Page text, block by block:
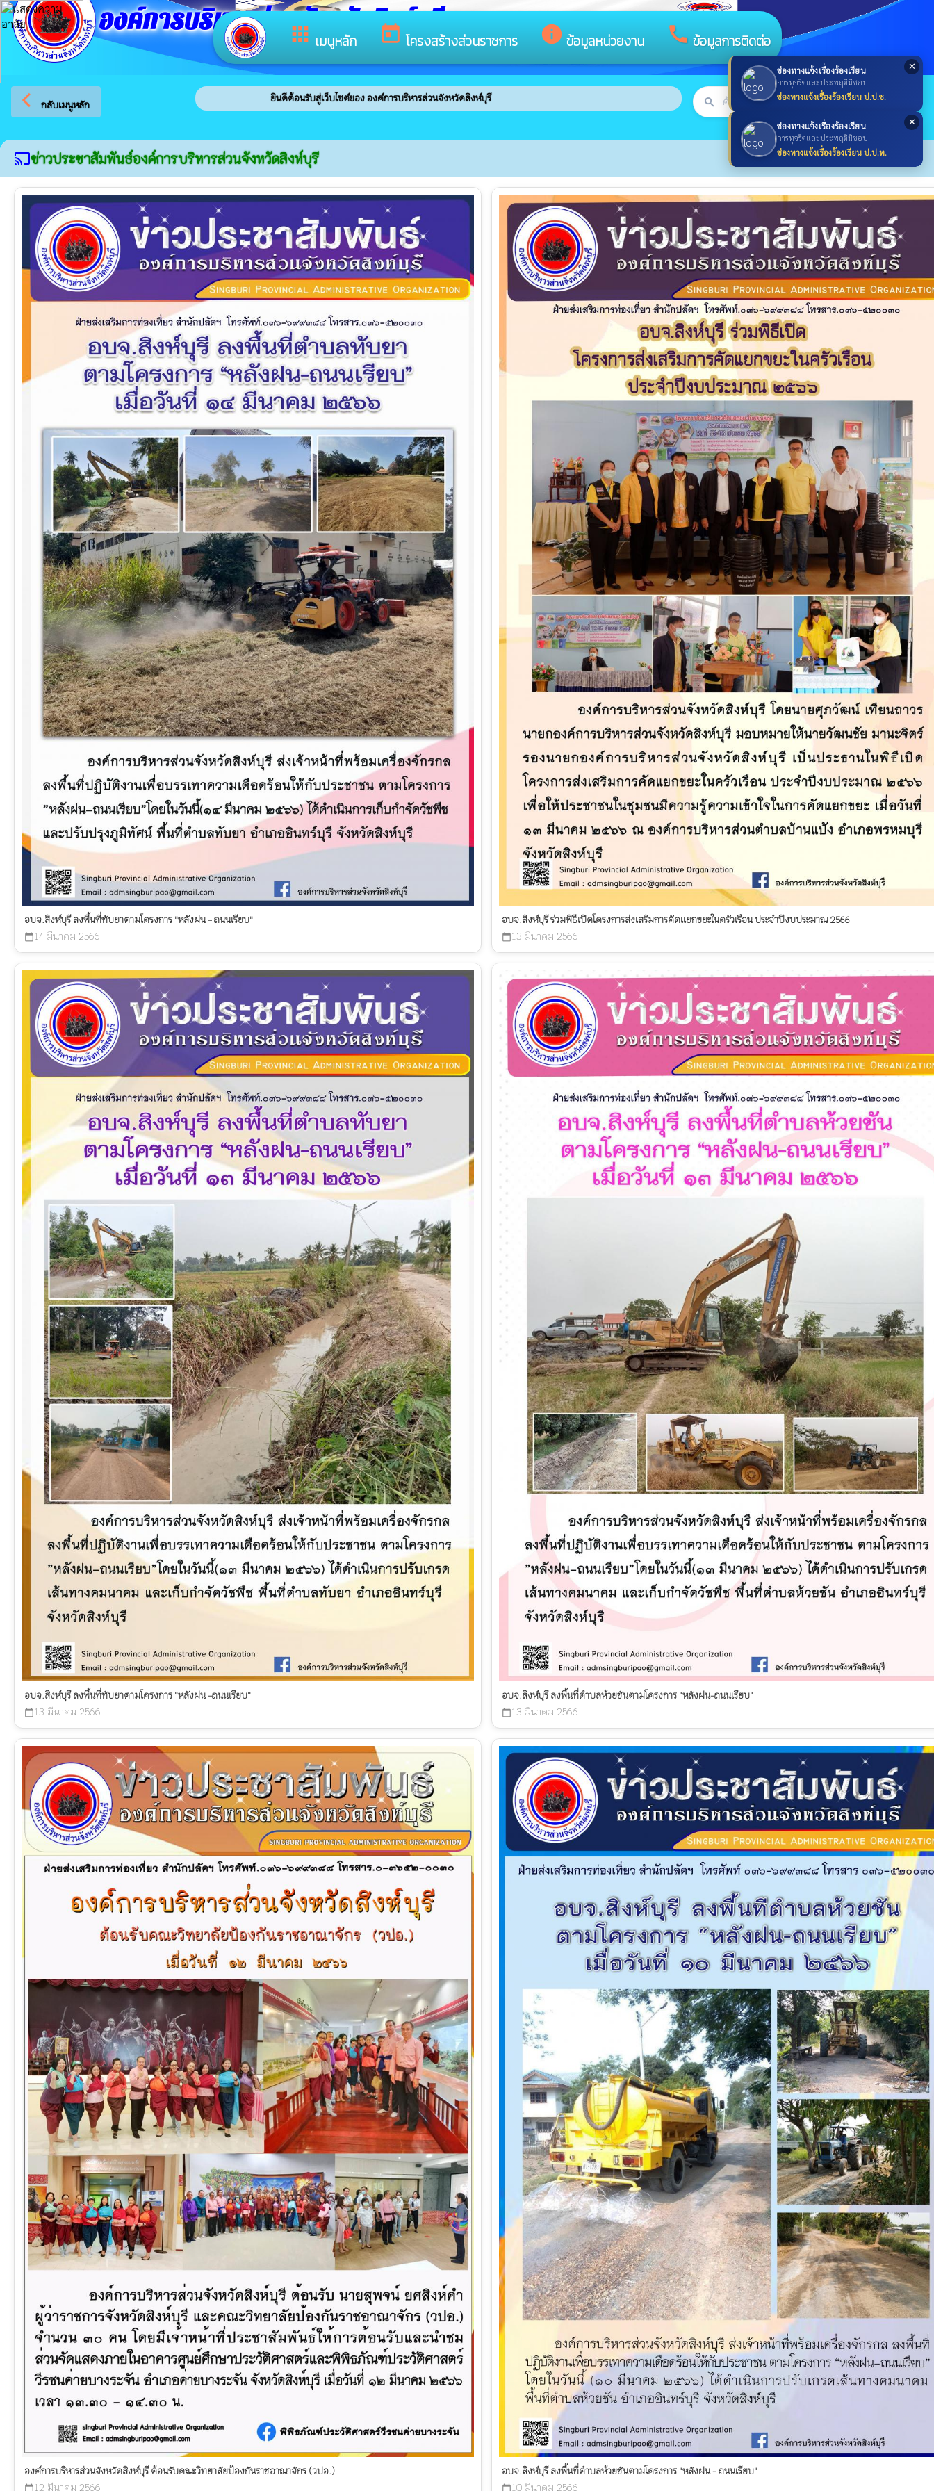
✕
ช่องทางแจ้งเรื่องร้องเรียน
การทุจริตและประพฤติมิชอบ
ช่องทางแจ้งเรื่องร้องเรียน ป.ป.ช.
✕
ช่องทางแจ้งเรื่องร้องเรียน
การทุจริตและประพฤติมิชอบ
ช่องทางแจ้งเรื่องร้องเรียน ป.ป.ท.
apps เมนูหลัก today โครงสร้างส่วนราชการ info ข้อมูลหน่วยงาน call ข้อมูลการติดต่อ
องค์การบริหารส่วนจังหวัดสิงห์บุรี
arrow_back_ios กลับเมนูหลัก
ยินดีต้อนรับสู่เว็บไซต์ของ องค์การบริหารส่วนจังหวัดสิงห์บุรี search searchค้นหา
castข่าวประชาสัมพันธ์องค์การบริหารส่วนจังหวัดสิงห์บุรี
อบจ.สิงห์บุรี ลงพื้นที่ทับยาตามโครงการ "หลังฝน - ถนนเรียบ"
calendar_today14 มีนาคม 2566
อบจ.สิงห์บุรี ร่วมพิธีเปิดโครงการส่งเสริมการคัดแยกขยะในครัวเรือน ประจำปีงบประมาณ 2566
calendar_today13 มีนาคม 2566
อบจ.สิงห์บุรี ลงพื้นที่ทับยาตามโครงการ "หลังฝน -ถนนเรียบ"
calendar_today13 มีนาคม 2566
อบจ.สิงห์บุรี ลงพื้นที่ตำบลห้วยชันตามโครงการ "หลังฝน-ถนนเรียบ"
calendar_today13 มีนาคม 2566
องค์การบริหารส่วนจังหวัดสิงห์บุรี ต้อนรับคณะวิทยาลัยป้องกันราชอาณาจักร (วปอ.)
calendar_today12 มีนาคม 2566
อบจ.สิงห์บุรี ลงพื้นที่ตำบลห้วยชันตามโครงการ "หลังฝน - ถนนเรียบ"
calendar_today10 มีนาคม 2566